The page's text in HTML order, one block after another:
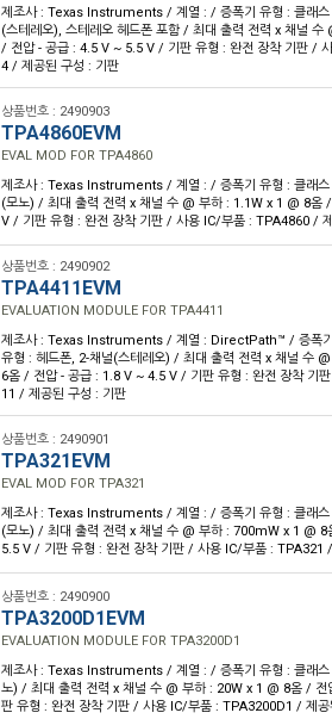
제조사 : Texas Instruments / 계열 : / 증폭기 유형 : 클래스
(스테레오), 스테레오 헤드폰 포함 / 최대 출력 전력 x 채널
/ 전압 - 공급 : 4.5 V ~ 5.5 V / 기판 유형 : 완전 장착 기판 /
4 / 제공된 구성 : 기판
상품번호 : 2490903
TPA4860EVM
EVAL MOD FOR TPA4860
제조사 : Texas Instruments / 계열 : / 증폭기 유형 : 클래스
(모노) / 최대 출력 전력 x 채널 수 @ 부하 : 1.1W x 1 @ 8옴
V / 기판 유형 : 완전 장착 기판 / 사용 IC/부품 : TPA4860 /
상품번호 : 2490902
TPA4411EVM
EVALUATION MODULE FOR TPA4411
제조사 : Texas Instruments / 계열 : DirectPath™ / 증폭
유형 : 헤드폰, 2-채널(스테레오) / 최대 출력 전력 x 채널 수
6옴 / 전압 - 공급 : 1.8 V ~ 4.5 V / 기판 유형 : 완전 장착 기
11 / 제공된 구성 : 기판
상품번호 : 2490901
TPA321EVM
EVAL MOD FOR TPA321
제조사 : Texas Instruments / 계열 : / 증폭기 유형 : 클래스
(모노) / 최대 출력 전력 x 채널 수 @ 부하 : 700mW x 1 @
5.5 V / 기판 유형 : 완전 장착 기판 / 사용 IC/부품 : TPA321
상품번호 : 2490900
TPA3200D1EVM
EVALUATION MODULE FOR TPA3200D1
제조사 : Texas Instruments / 계열 : / 증폭기 유형 : 클래스
노) / 최대 출력 전력 x 채널 수 @ 부하 : 20W x 1 @ 8옴 /
판 유형 : 완전 장착 기판 / 사용 IC/부품 : TPA3200D1 / 제공